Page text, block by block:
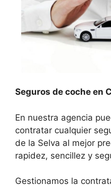
Seguros de coche en
En nuestra agencia
contratar cualquier
de la Selva al mejor
rapidez, sencillez y
Gestionamos la